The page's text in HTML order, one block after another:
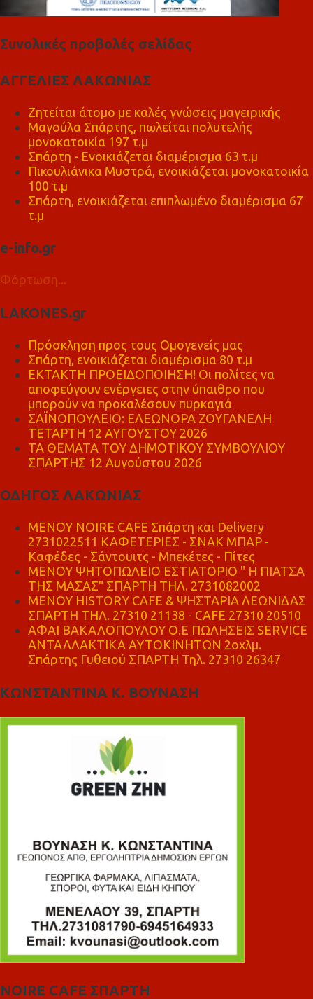
Συνολικές προβολές σελίδας
ΑΓΓΕΛΙΕΣ ΛΑΚΩΝΙΑΣ
Ζητείται άτομο με καλές γνώσεις μαγειρικής
Μαγούλα Σπάρτης, πωλείται πολυτελής
μονοκατοικία 197 τ.μ
Σπάρτη - Ενοικιάζεται διαμέρισμα 63 τ.μ
Πικουλιάνικα Μυστρά, ενοικιάζεται μονοκατοικία
100 τ.μ
Σπάρτη, ενοικιάζεται επιπλωμένο διαμέρισμα 67
τ.μ
e-info.gr
Φόρτωση...
LAKONES.gr
Πρόσκληση προς τους Ομογενείς μας
Σπάρτη, ενοικιάζεται διαμέρισμα 80 τ.μ
ΕΚΤΑΚΤΗ ΠΡΟΕΙΔΟΠΟΙΗΣΗ! Οι πολίτες να
αποφεύγουν ενέργειες στην ύπαιθρο που
μπορούν να προκαλέσουν πυρκαγιά
ΣΑΪΝΟΠΟΥΛΕΙΟ: ΕΛΕΩΝΟΡΑ ΖΟΥΓΑΝΕΛΗ
ΤΕΤΑΡΤΗ 12 ΑΥΓΟΥΣΤΟΥ 2026
ΤΑ ΘΕΜΑΤΑ ΤΟΥ ΔΗΜΟΤΙΚΟΥ ΣΥΜΒΟΥΛΙΟΥ
ΣΠΑΡΤΗΣ 12 Αυγούστου 2026
ΟΔΗΓΟΣ ΛΑΚΩΝΙΑΣ
MENOY NOIRE CAFE Σπάρτη και Delivery
2731022511 ΚΑΦΕΤΕΡΙΕΣ - ΣΝΑΚ ΜΠΑΡ -
Καφέδες - Σάντουιτς - Μπεκέτες - Πίτες
ΜΕΝΟΥ ΨΗΤΟΠΩΛΕΙΟ ΕΣΤΙΑΤΟΡΙΟ " Η ΠΙΑΤΣΑ
ΤΗΣ ΜΑΣΑΣ" ΣΠΑΡΤΗ ΤΗΛ. 2731082002
ΜΕΝΟΥ HISTORY CAFE & ΨΗΣΤΑΡΙΑ ΛΕΩΝΙΔΑΣ
ΣΠΑΡΤΗ ΤΗΛ. 27310 21138 - CAFE 27310 20510
ΑΦΑΙ ΒΑΚΑΛΟΠΟΥΛΟΥ Ο.Ε ΠΩΛΗΣΕΙΣ SERVICE
ΑΝΤΑΛΛΑΚΤΙΚΑ ΑΥΤΟΚΙΝΗΤΩΝ 2οχλμ.
Σπάρτης Γυθειού ΣΠΑΡΤΗ Τηλ. 27310 26347
ΚΩΝΣΤΑΝΤΙΝΑ Κ. ΒΟΥΝΑΣΗ
NOIRE CAFE ΣΠΑΡΤΗ